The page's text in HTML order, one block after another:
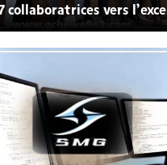
collaboratrices vers